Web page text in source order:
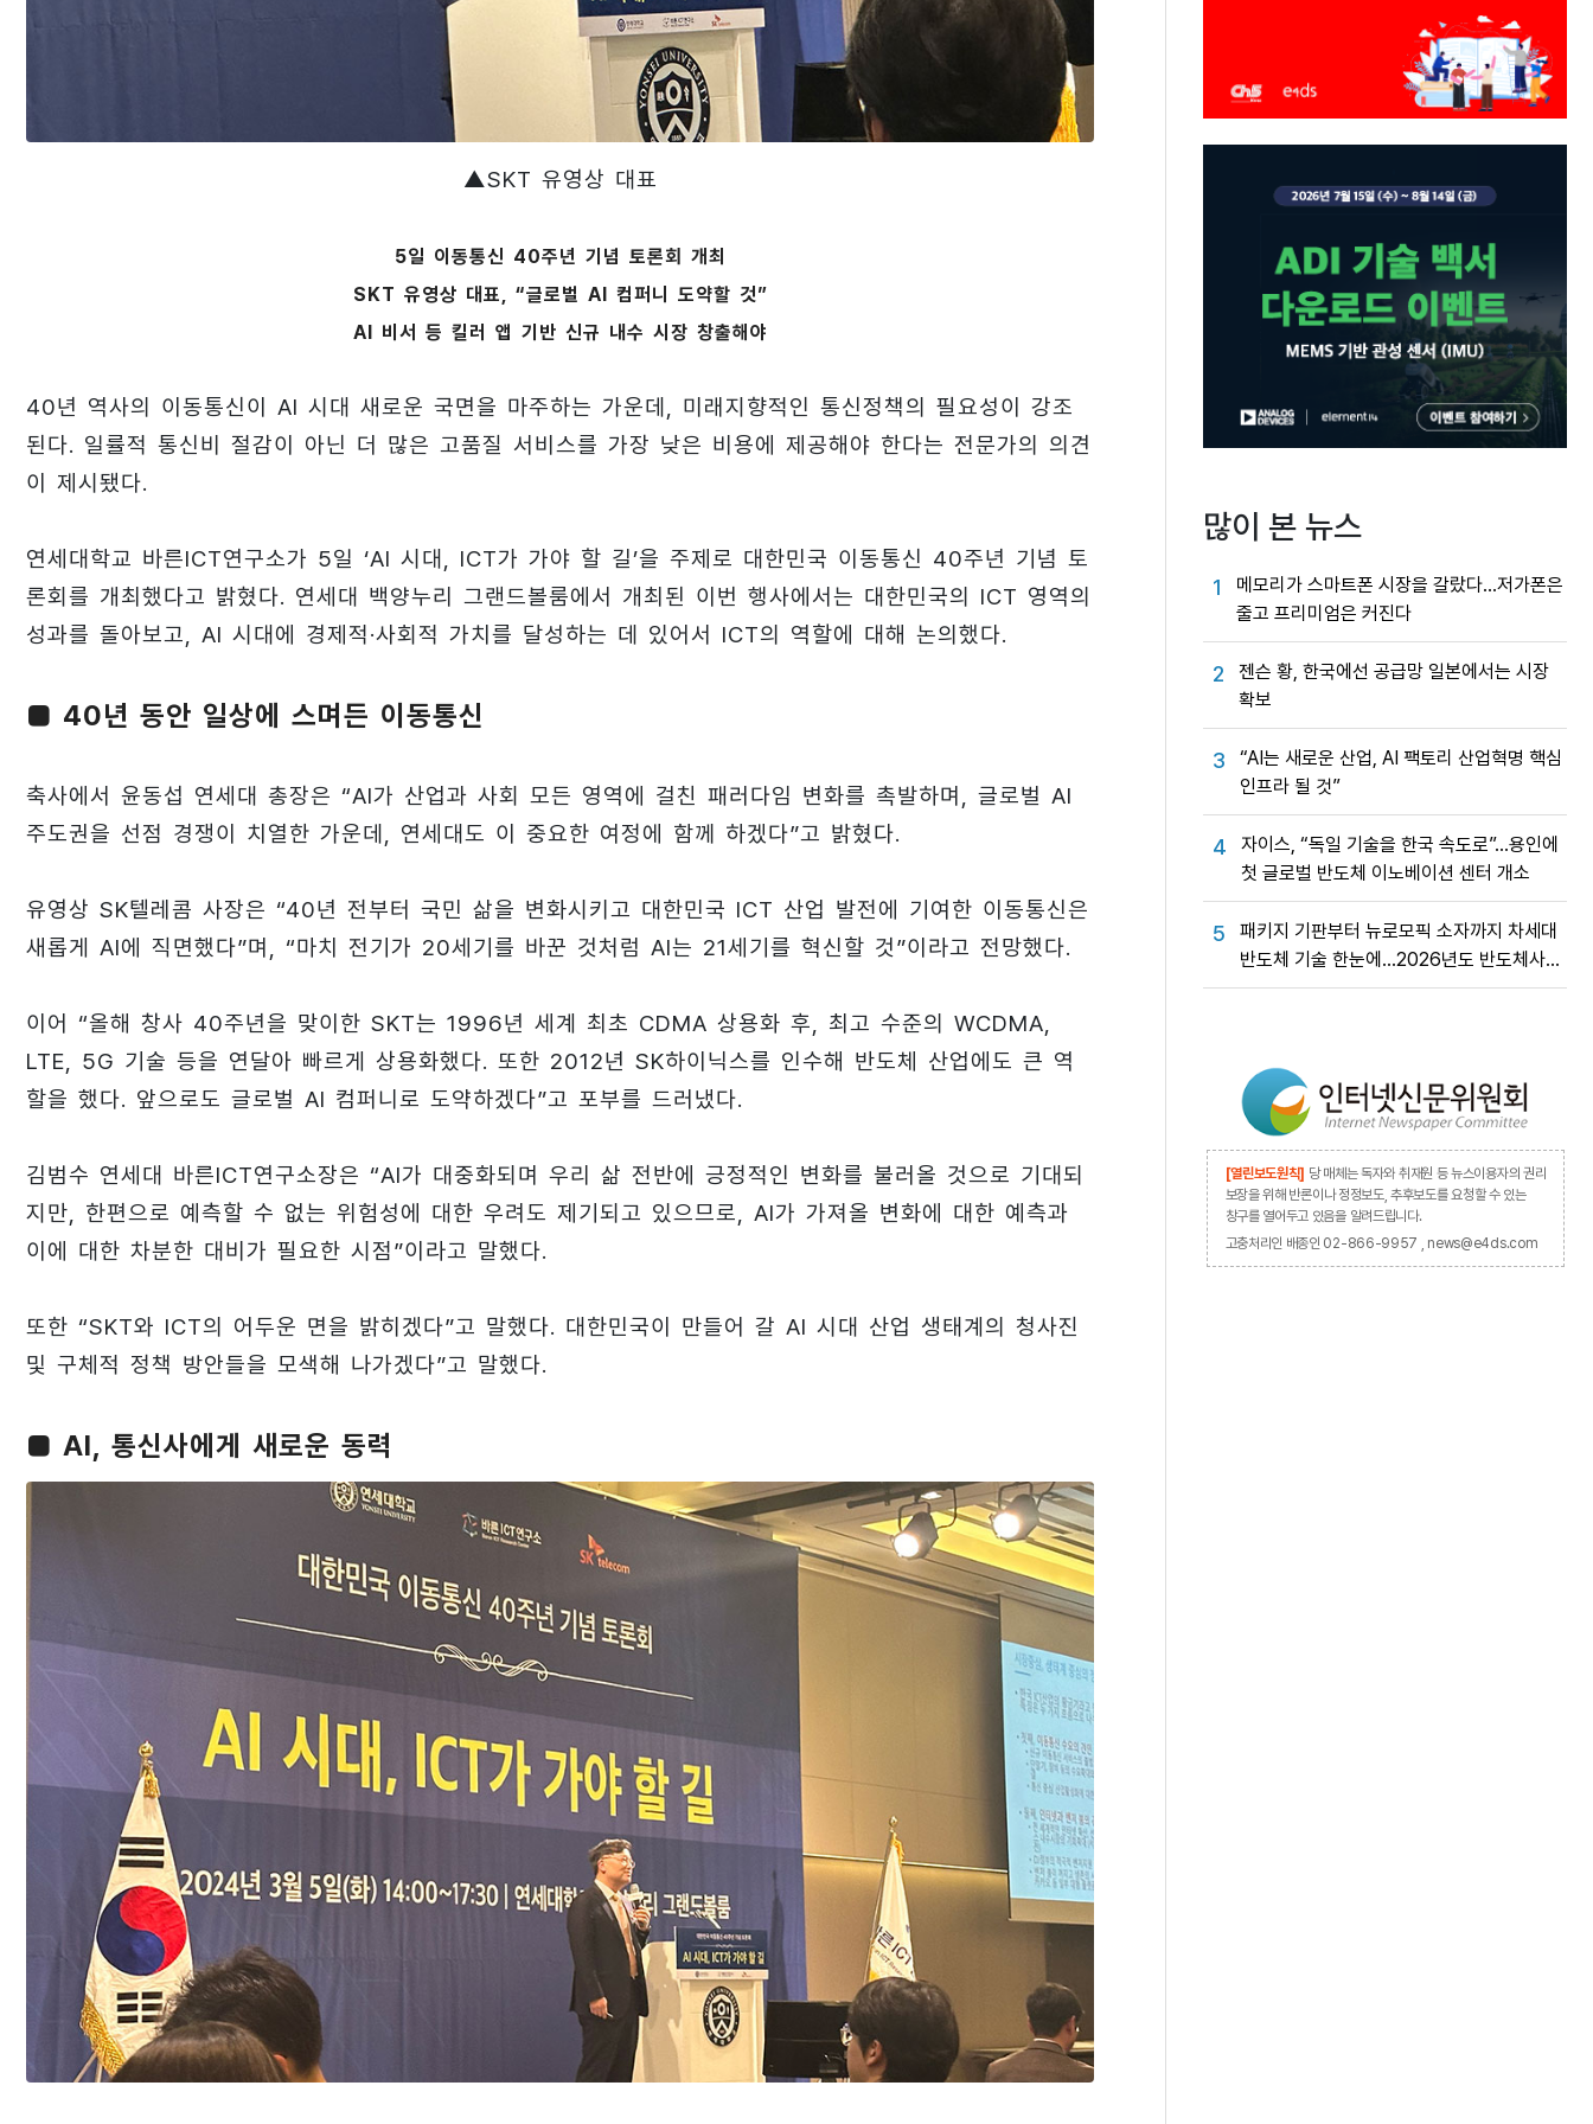
▲SKT 유영상 대표
5일 이동통신 40주년 기념 토론회 개최
SKT 유영상 대표, “글로벌 AI 컴퍼니 도약할 것”
AI 비서 등 킬러 앱 기반 신규 내수 시장 창출해야
40년 역사의 이동통신이 AI 시대 새로운 국면을 마주하는 가운데, 미래지향적인 통신정책의 필요성이 강조
된다. 일률적 통신비 절감이 아닌 더 많은 고품질 서비스를 가장 낮은 비용에 제공해야 한다는 전문가의 의견
이 제시됐다.
연세대학교 바른ICT연구소가 5일 ‘AI 시대, ICT가 가야 할 길’을 주제로 대한민국 이동통신 40주년 기념 토
론회를 개최했다고 밝혔다. 연세대 백양누리 그랜드볼룸에서 개최된 이번 행사에서는 대한민국의 ICT 영역의
성과를 돌아보고, AI 시대에 경제적·사회적 가치를 달성하는 데 있어서 ICT의 역할에 대해 논의했다.
■ 40년 동안 일상에 스며든 이동통신
축사에서 윤동섭 연세대 총장은 “AI가 산업과 사회 모든 영역에 걸친 패러다임 변화를 촉발하며, 글로벌 AI
주도권을 선점 경쟁이 치열한 가운데, 연세대도 이 중요한 여정에 함께 하겠다”고 밝혔다.
유영상 SK텔레콤 사장은 “40년 전부터 국민 삶을 변화시키고 대한민국 ICT 산업 발전에 기여한 이동통신은
새롭게 AI에 직면했다”며, “마치 전기가 20세기를 바꾼 것처럼 AI는 21세기를 혁신할 것”이라고 전망했다.
이어 “올해 창사 40주년을 맞이한 SKT는 1996년 세계 최초 CDMA 상용화 후, 최고 수준의 WCDMA,
LTE, 5G 기술 등을 연달아 빠르게 상용화했다. 또한 2012년 SK하이닉스를 인수해 반도체 산업에도 큰 역
할을 했다. 앞으로도 글로벌 AI 컴퍼니로 도약하겠다”고 포부를 드러냈다.
김범수 연세대 바른ICT연구소장은 “AI가 대중화되며 우리 삶 전반에 긍정적인 변화를 불러올 것으로 기대되
지만, 한편으로 예측할 수 없는 위험성에 대한 우려도 제기되고 있으므로, AI가 가져올 변화에 대한 예측과
이에 대한 차분한 대비가 필요한 시점”이라고 말했다.
또한 “SKT와 ICT의 어두운 면을 밝히겠다”고 말했다. 대한민국이 만들어 갈 AI 시대 산업 생태계의 청사진
및 구체적 정책 방안들을 모색해 나가겠다”고 말했다.
■ AI, 통신사에게 새로운 동력
많이 본 뉴스
1
메모리가 스마트폰 시장을 갈랐다…저가폰은
줄고 프리미엄은 커진다
2
젠슨 황, 한국에선 공급망 일본에서는 시장
확보
3
“AI는 새로운 산업, AI 팩토리 산업혁명 핵심
인프라 될 것”
4
자이스, “독일 기술을 한국 속도로”…용인에
첫 글로벌 반도체 이노베이션 센터 개소
5
패키지 기판부터 뉴로모픽 소자까지 차세대
반도체 기술 한눈에…2026년도 반도체사업
성과교류회
[열린보도원칙] 당 매체는 독자와 취재원 등 뉴스이용자의 권리
보장을 위해 반론이나 정정보도, 추후보도를 요청할 수 있는
창구를 열어두고 있음을 알려드립니다.
고충처리인 배종인 02-866-9957 , news@e4ds.com